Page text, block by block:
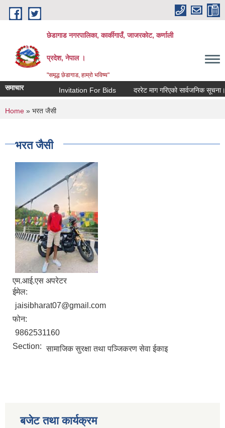
Skip to main content
छेडागाड नगरपालिका, कार्कीगाउँ, जाजरकाेट, कर्णाली
प्रदेश, नेपाल ।
"समृद्ध छेडागाड, हाम्रो भविष्य"
समाचार Invitation For Bids दररेट माग गरिएको सार्वजनिक सूचना।
You are here
Home » भरत जैसी
भरत जैसी
एम.आई.एस अपरेटर
ईमेल:
jaisibharat07@gmail.com
फोन:
9862531160
Section: सामाजिक सुरक्षा तथा पञ्जिकरण सेवा ईकाइ
बजेट तथा कार्यक्रम